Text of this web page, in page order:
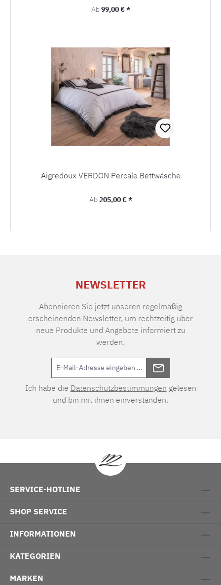
Regulärer Preis:
Ab99,00 € *
Aigredoux VERDON Percale Bettwäsche
Regulärer Preis:
Ab205,00 € *
NEWSLETTER
Abonnieren Sie jetzt unseren regelmäßig
erscheinenden Newsletter, um rechtzeitig über
neue Produkte und Angebote informiert zu
werden.
Ich habe die Datenschutzbestimmungen gelesen
und bin mit ihnen einverstanden.
SERVICE-HOTLINE
SHOP SERVICE
INFORMATIONEN
KATEGORIEN
MARKEN